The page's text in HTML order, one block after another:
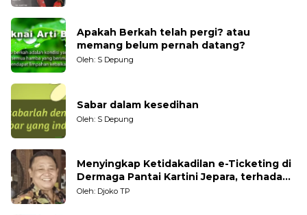
Apakah Berkah telah pergi? atau
memang belum pernah datang?
Oleh: S Depung
Sabar dalam kesedihan
Oleh: S Depung
Menyingkap Ketidakadilan e-Ticketing di
Dermaga Pantai Kartini Jepara, terhadap
Nelayan Tradisional
Oleh: Djoko TP